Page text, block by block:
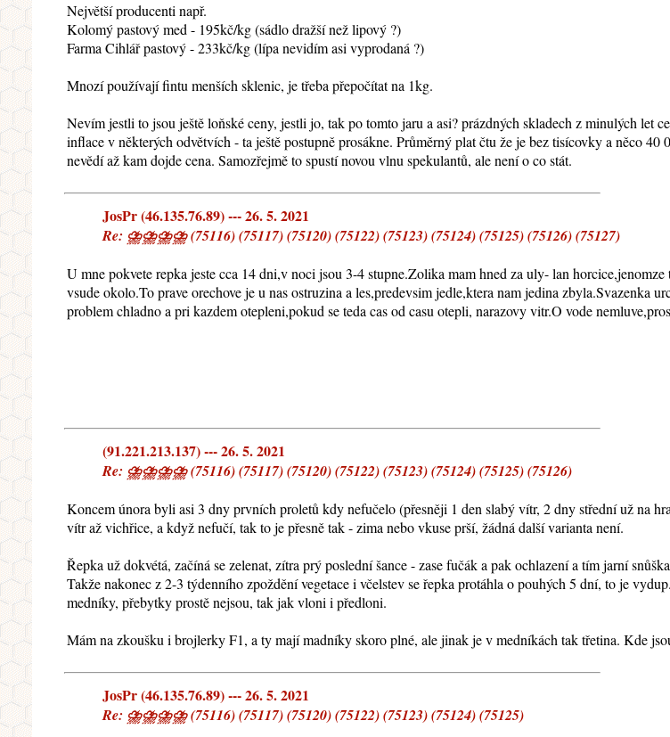
Největší producenti např.
Kolomý pastový med - 195kč/kg (sádlo dražší než lipový ?)
Farma Cihlář pastový - 233kč/kg (lípa nevidím asi vyprodaná ?)
Mnozí používají fintu menších sklenic, je třeba přepočítat na 1kg.
Nevím jestli to jsou ještě loňské ceny, jestli jo, tak po tomto jaru a asi? prázdných skladech z minulých let
inflace v některých odvětvích - ta ještě postupně prosákne. Průměrný plat čtu že je bez tisícovky a něco
nevědí až kam dojde cena. Samozřejmě to spustí novou vlnu spekulantů, ale není o co stát.
JosPr (46.135.76.89) --- 26. 5. 2021
Re: ⛈⛈⛈⛈ (75116) (75117) (75120) (75122) (75123) (75124) (75125) (75126) (75127)
U mne pokvete repka jeste cca 14 dni,v noci jsou 3-4 stupne.Zolika mam hned za uly- lan
vsude okolo.To prave orechove je u nas ostruzina a les,predevsim jedle,ktera nam jedina zbyla.Svazenka
problem chladno a pri kazdem otepleni,pokud se teda cas od casu otepli, narazovy vitr.O vode
(91.221.213.137) --- 26. 5. 2021
Re: ⛈⛈⛈⛈ (75116) (75117) (75120) (75122) (75123) (75124) (75125) (75126)
Koncem února byli asi 3 dny prvních proletů kdy nefučelo (přesněji 1 den slabý vítr, 2 dny střední už na
vítr až vichřice, a když nefučí, tak to je přesně tak - zima nebo vkuse prší, žádná další varianta není.
Řepka už dokvétá, začíná se zelenat, zítra prý poslední šance - zase fučák a pak ochlazení a tím jarní
Takže nakonec z 2-3 týdenního zpoždění vegetace i včelstev se řepka protáhla o pouhých 5 dní, to je
medníky, přebytky prostě nejsou, tak jak vloni i předloni.
Mám na zkoušku i brojlerky F1, a ty mají madníky skoro plné, ale jinak je v medníkách tak třetina. Kde
JosPr (46.135.76.89) --- 26. 5. 2021
Re: ⛈⛈⛈⛈ (75116) (75117) (75120) (75122) (75123) (75124) (75125)